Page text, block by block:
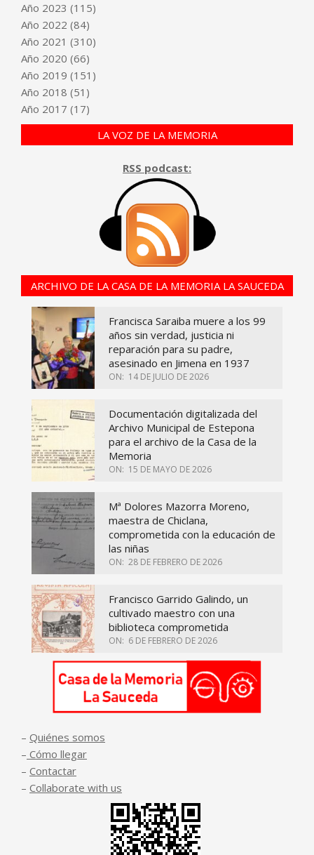
Año 2023 (115)
Año 2022 (84)
Año 2021 (310)
Año 2020 (66)
Año 2019 (151)
Año 2018 (51)
Año 2017 (17)
LA VOZ DE LA MEMORIA
RSS podcast:
ARCHIVO DE LA CASA DE LA MEMORIA LA SAUCEDA
Francisca Saraiba muere a los 99
años sin verdad, justicia ni
reparación para su padre,
asesinado en Jimena en 1937
ON: 14 DE JULIO DE 2026
Documentación digitalizada del
Archivo Municipal de Estepona
para el archivo de la Casa de la
Memoria
ON: 15 DE MAYO DE 2026
Mª Dolores Mazorra Moreno,
maestra de Chiclana,
comprometida con la educación de
las niñas
ON: 28 DE FEBRERO DE 2026
Francisco Garrido Galindo, un
cultivado maestro con una
biblioteca comprometida
ON: 6 DE FEBRERO DE 2026
– Quiénes somos
– Cómo llegar
– Contactar
– Collaborate with us